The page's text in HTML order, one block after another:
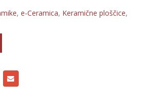
, e-Ceramica, Keramične ploščice,